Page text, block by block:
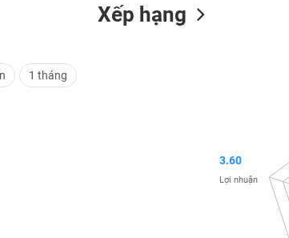
1 tháng
Xếp hạng
3.60
Lợi nhuận